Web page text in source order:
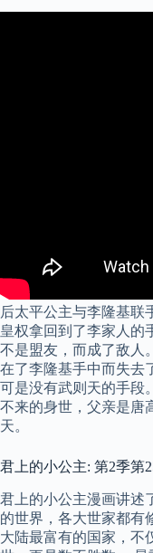
后太平公主与李隆基联
皇权拿回到了李家人的
不是盟友，而成了敌人
在了李隆基手中而失去
可是没有武则天的手段
不来的身世，父亲是唐
天。
君上的小公主: 第2季第
君上的小公主漫画讲述
的世界，各大世家都有
大陆最富有的国家，不